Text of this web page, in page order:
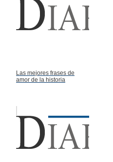
Las mejores frases de
amor de la historia